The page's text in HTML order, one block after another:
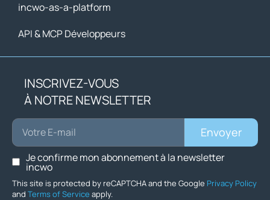
incwo-as-a-platform
API & MCP Développeurs
INSCRIVEZ-VOUS
À NOTRE NEWSLETTER
This site is protected by reCAPTCHA and the Google Privacy Policy
and Terms of Service apply.
Je confirme mon abonnement à la newsletter
incwo
Envoyer